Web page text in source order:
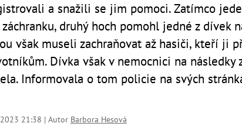
a snažili se jim pomoci. Zatímco
druhý hoch pomohl jedné z dívek
však museli zachraňovat až hasiči, kteří ji
Dívka však v nemocnici na následky
Informovala o tom policie na svých
21:38 | Autor Barbora Hesová